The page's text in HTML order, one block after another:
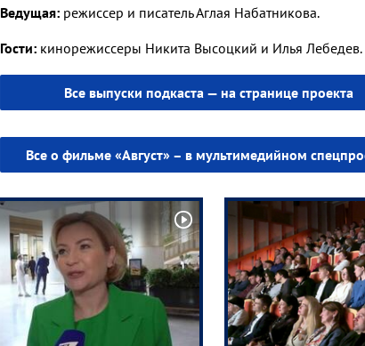
Ведущая: режиссер и писатель Аглая Набатникова.
Гости: кинорежиссеры Никита Высоцкий и Илья Лебедев.
Все выпуски подкаста — на странице проекта
Все о фильме «Август» – в мультимедийном